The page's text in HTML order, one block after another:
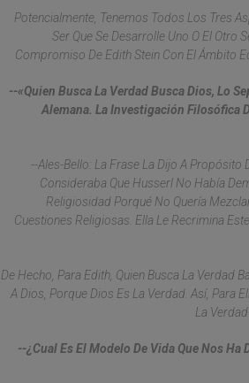
Potencialmente, Tenemos Todos Los Tres
Ser Que Se Desarrolle Uno O El Otro
Compromiso De Edith Stein Con El Ámbito
--«Quien Busca La Verdad Busca Dios, Lo
Alemana. La Investigación Filosófica
--Ales-Bello: La Frase La Dijo A Propósito
Consideraba Que Husserl No Había
Religiosidad Porqué No Quería
Cuestiones Religiosas. Ella Le Recrimina
De Hecho, Para Edith, Quien Busca La Verdad
A Dios, Porque Dios Es La Verdad. Así, Para
La
--¿Cual Es El Modelo De Vida Que Nos Ha